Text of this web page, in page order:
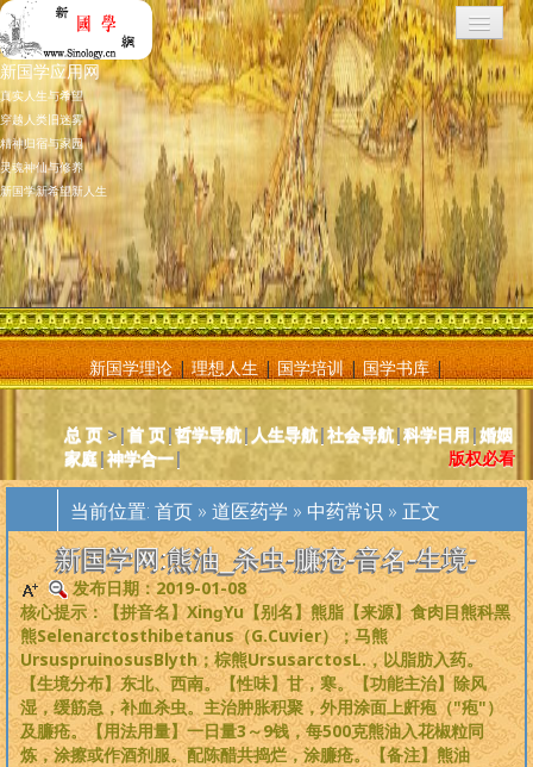
新国学应用网
真实人生与希望
穿越人类旧迷雾
精神归宿与家园
灵魂神仙与修养
新国学新希望新人生
新国学理论|理想人生|国学培训|国学书库|
新国学应用网是将新国学理论付诸应用的地方，新国学理论及其核心
基元学十分庞大复杂，特别是社会学部分和自然科学部分对于大多数
人而言因基础知识不够而难以理解。新国学应用网则将复杂的原理和
逻辑，简化为相对易懂和利于人们日常使用的内容方法。主要分为人
体人生、宗教、神灵、社会常识和科学常识。现在，新国学理论已经
是一个非常完备、深度范畴远超旧国学的系统性理论，来吧，每个人
都可以从中获益。
版权必读
刘基元
新国学理论
总 页 >|首 页|哲学导航| 人生导航|社会导航|科学日用 |婚姻
家庭|神学合一| 版权必看
当前位置: 首页 » 道医药学 » 中药常识 » 正文
新国学网:熊油_杀虫-臁疮-音名-生境-
发布日期：2019-01-08
核心提示：【拼音名】XinɡYu【别名】熊脂【来源】食肉目熊科黑
熊Selenarctosthibetanus（G.Cuvier）；马熊
UrsuspruinosusBlyth；棕熊UrsusarctosL.，以脂肪入药。
【生境分布】东北、西南。【性味】甘，寒。【功能主治】除风
湿，缓筋急，补血杀虫。主治肿胀积聚，外用涂面上皯疱（"疱"）
及臁疮。【用法用量】一日量3～9钱，每500克熊油入花椒粒同
炼，涂擦或作酒剂服。配陈醋共捣烂，涂臁疮。【备注】熊油